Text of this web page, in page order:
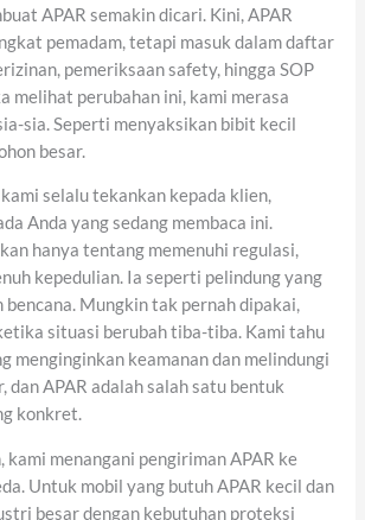
APAR semakin dicari. Kini, APAR
pemadam, tetapi masuk dalam daftar
pemeriksaan safety, hingga SOP
melihat perubahan ini, kami merasa
sia. Seperti menyaksikan bibit kecil
besar.
selalu tekankan kepada klien,
Anda yang sedang membaca ini.
hanya tentang memenuhi regulasi,
kepedulian. Ia seperti pelindung yang
bencana. Mungkin tak pernah dipakai,
situasi berubah tiba-tiba. Kami tahu
menginginkan keamanan dan melindungi
dan APAR adalah salah satu bentuk
konkret.
kami menangani pengiriman APAR ke
Untuk mobil yang butuh APAR kecil dan
besar dengan kebutuhan proteksi